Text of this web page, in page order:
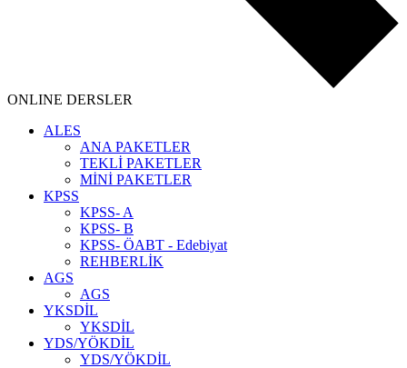
ONLINE DERSLER
ALES
ANA PAKETLER
TEKLİ PAKETLER
MİNİ PAKETLER
KPSS
KPSS- A
KPSS- B
KPSS- ÖABT - Edebiyat
REHBERLİK
AGS
AGS
YKSDİL
YKSDİL
YDS/YÖKDİL
YDS/YÖKDİL